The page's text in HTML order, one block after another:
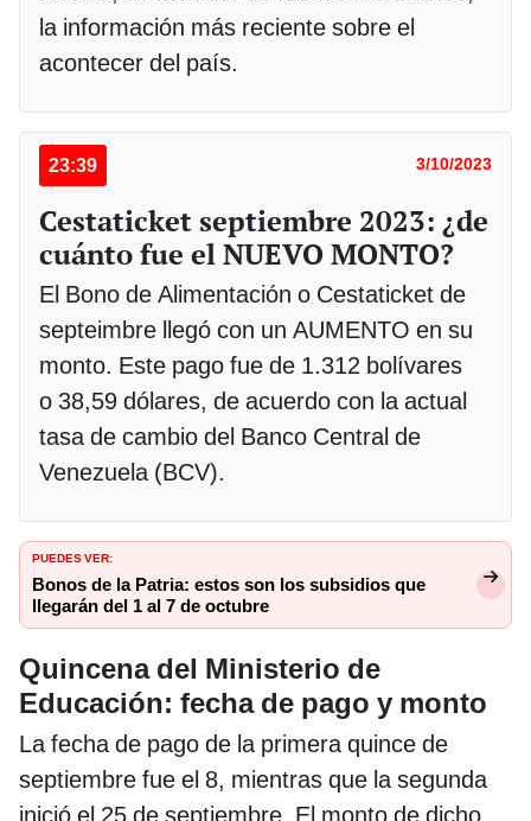
la información más reciente sobre el
acontecer del país.
23:39 3/10/2023
Cestaticket septiembre 2023: ¿de
cuánto fue el NUEVO MONTO?
El Bono de Alimentación o Cestaticket de
septeimbre llegó con un AUMENTO en su
monto. Este pago fue de 1.312 bolívares
o 38,59 dólares, de acuerdo con la actual
tasa de cambio del Banco Central de
Venezuela (BCV).
PUEDES VER:
Bonos de la Patria: estos son los subsidios que
llegarán del 1 al 7 de octubre
Quincena del Ministerio de
Educación: fecha de pago y monto
La fecha de pago de la primera quince de
septiembre fue el 8, mientras que la segunda